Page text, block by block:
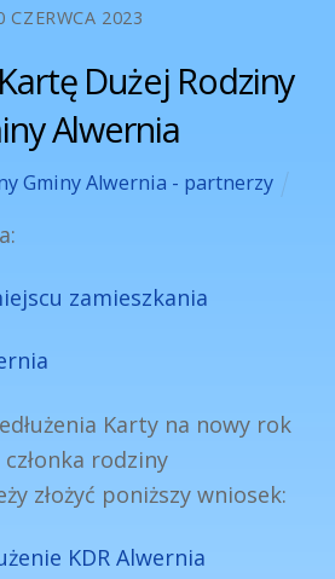
CZERWCA 2023
Dużej Rodziny
Alwernia
Gminy Alwernia - partnerzy
zamieszkania
Karty na nowy rok
rodziny
złożyć poniższy wniosek:
KDR Alwernia